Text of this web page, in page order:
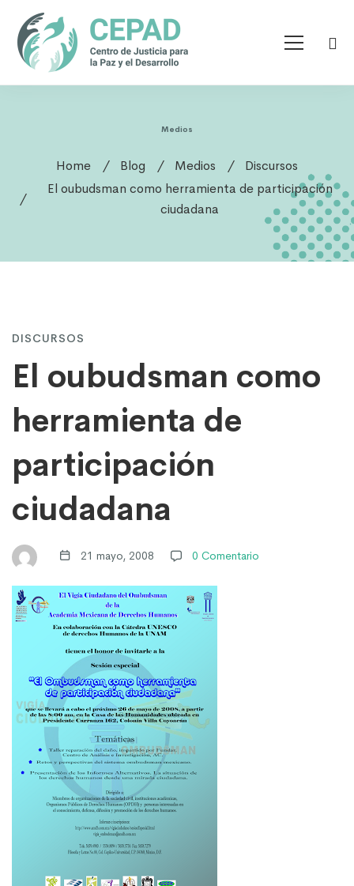
Medios
Home Blog Medios
Discursos
El oubudsman como herramienta de participación
ciudadana
El
oubudsman
como
herramienta
de
participación
ciudadana
DISCURSOS
El oubudsman como
herramienta de
participación
ciudadana
21 mayo, 2008 0 Comentario